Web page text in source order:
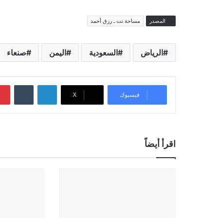
المصدر مساحة نت ـ رزق أحمد
الرياض السعودية اليمن صنعاء
فيسبوك ‫X
لينكدإن
اقرأ أيضاً